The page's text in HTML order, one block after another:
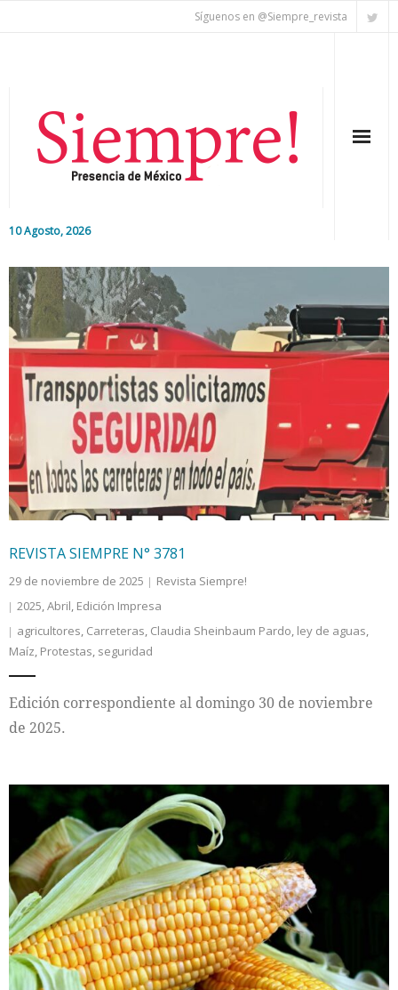
Síguenos en @Siempre_revista
10 Agosto, 2026
Editorial
Nacional
Colaboradores
Internacional
Cultura
REVISTA SIEMPRE N° 3781
29 de noviembre de 2025
Revista Siempre!
2025,Abril, Edición Impresa
agricultores, Carreteras, Claudia Sheinbaum Pardo, ley de aguas,
Maíz, Protestas, seguridad
Edición correspondiente al domingo 30 de noviembre
de 2025.